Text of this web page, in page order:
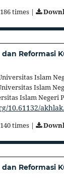
times |
dan Reformasi
Islam
Islam
Islam Negeri
10.61132/
times |
dan Reformasi